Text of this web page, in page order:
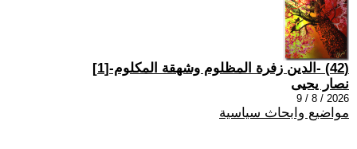
(42) -الدين زفرة المظلوم وشهقة المكلوم-[1]
نصار يحيى
2026 / 8 / 9
مواضيع وابحاث سياسية